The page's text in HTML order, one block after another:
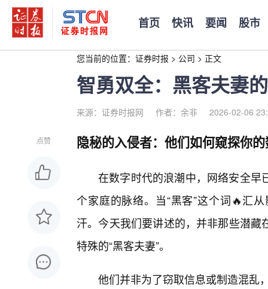
首页 快讯 要闻 股市
您当前的位置： 证券时报 > 公司 > 正文
智勇双全：黑客夫妻
来源：证券时报网 作者：余非 2026-02-06
点赞 隐秘的入侵者：他们如何窥探你
在数字时代的浪潮中，网络安全早
个家庭的脉络。当“黑客”这个词🔥汇
汗。今天我们要讲述的，并非那些潜
特殊的“黑客夫妻”。
他们并非为了窃取信息或制造混乱